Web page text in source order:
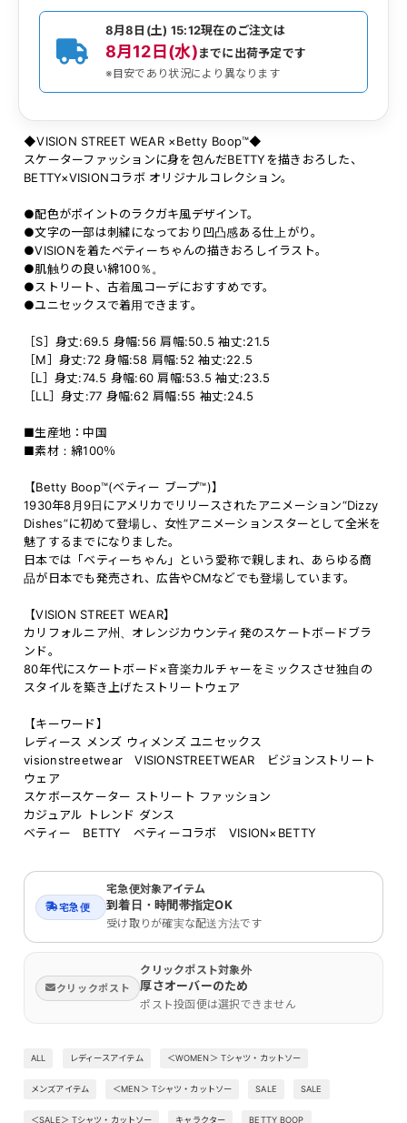
8月8日(土) 15:12現在のご注文は
8月12日(水)までに出荷予定です
※目安であり状況により異なります
◆VISION STREET WEAR ×Betty Boop™◆
スケーターファッションに身を包んだBETTYを描きおろした、
BETTY×VISIONコラボ オリジナルコレクション。
●配色がポイントのラクガキ風デザインT。
●文字の一部は刺繍になっており凹凸感ある仕上がり。
●VISIONを着たベティーちゃんの描きおろしイラスト。
●肌触りの良い綿100％。
●ストリート、古着風コーデにおすすめです。
●ユニセックスで着用できます。
［S］身丈:69.5 身幅:56 肩幅:50.5 袖丈:21.5
［M］身丈:72 身幅:58 肩幅:52 袖丈:22.5
［L］身丈:74.5 身幅:60 肩幅:53.5 袖丈:23.5
［LL］身丈:77 身幅:62 肩幅:55 袖丈:24.5
■生産地：中国
■素材：綿100％
【Betty Boop™(ベティー ブープ™)】
1930年8月9日にアメリカでリリースされたアニメーション“Dizzy
Dishes”に初めて登場し、女性アニメーションスターとして全米を
魅了するまでになりました。
日本では「ベティーちゃん」という愛称で親しまれ、あらゆる商
品が日本でも発売され、広告やCMなどでも登場しています。
【VISION STREET WEAR】
カリフォルニア州、オレンジカウンティ発のスケートボードブラ
ンド。
80年代にスケートボード×音楽カルチャーをミックスさせ独自の
スタイルを築き上げたストリートウェア
【キーワード】
レディース メンズ ウィメンズ ユニセックス
visionstreetwear VISIONSTREETWEAR ビジョンストリート
ウェア
スケボースケーター ストリート ファッション
カジュアル トレンド ダンス
ベティー BETTY ベティーコラボ VISION×BETTY
宅急便
宅急便対象アイテム
到着日・時間帯指定OK
受け取りが確実な配送方法です
クリックポスト
クリックポスト対象外
厚さオーバーのため
ポスト投函便は選択できません
ALL レディースアイテム ＜WOMEN＞ Tシャツ・カットソー
メンズアイテム ＜MEN＞ Tシャツ・カットソー SALE SALE
＜SALE＞ Tシャツ・カットソー キャラクター BETTY BOOP